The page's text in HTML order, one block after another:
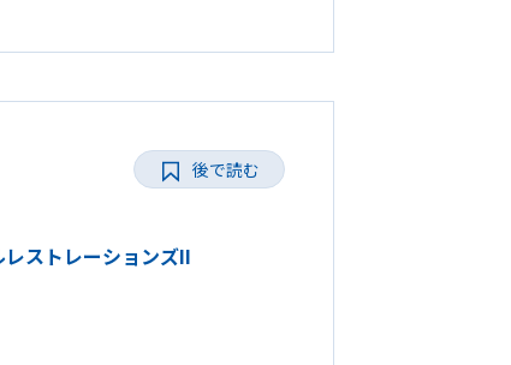
ストレーションズII
後で読む